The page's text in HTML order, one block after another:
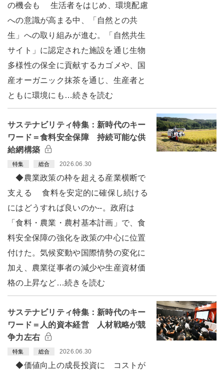
の機会も 生活者をはじめ、環境配慮
への意識が高まる中、「自然との共
生」への取り組みが進む。「自然共生
サイト」に認定された施設を通じ生物
多様性の保全に貢献するカゴメや、国
産オーガニック抹茶を通じ、生産者と
ともに環境にも…続きを読む
サステナビリティ特集：新時代のキー
ワード＝食料安全保障 持続可能な供
給網構築
特集 総合 2026.06.30
◆農業政策の枠を超える産業横断で
支える 食料を安定的に確保し続ける
にはどうすれば良いのか--。政府は
「食料・農業・農村基本計画」で、食
料安全保障の強化を政策の中心に位置
付けた。気候変動や国際情勢の変化に
加え、農業従事者の減少や生産資材価
格の上昇など…続きを読む
サステナビリティ特集：新時代のキー
ワード＝人的資本経営 人材戦略が競
争力左右
特集 総合 2026.06.30
◆価値向上の成長投資に コストが